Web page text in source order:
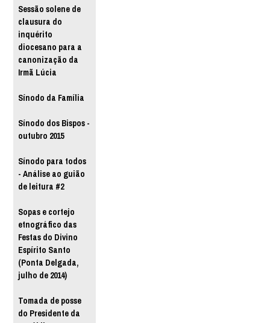
Sessão solene de
clausura do
inquérito
diocesano para a
canonização da
Irmã Lúcia
Sínodo da Família
Sínodo dos Bispos -
outubro 2015
Sínodo para todos
- Análise ao guião
de leitura #2
Sopas e cortejo
etnográfico das
Festas do Divino
Espírito Santo
(Ponta Delgada,
julho de 2014)
Tomada de posse
do Presidente da